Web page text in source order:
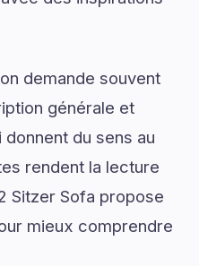
demande souvent
générale et
du sens au
rendent la lecture
Sitzer Sofa propose
mieux comprendre